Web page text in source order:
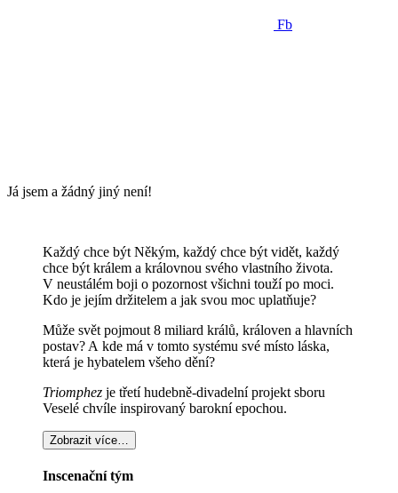
Fb
Já jsem a žádný jiný není!
Každý chce být Někým, každý chce být vidět, každý
chce být králem a královnou svého vlastního života.
V neustálém boji o pozornost všichni touží po moci.
Kdo je jejím držitelem a jak svou moc uplatňuje?
Může svět pojmout 8 miliard králů, královen a hlavních
postav? A kde má v tomto systému své místo láska,
která je hybatelem všeho dění?
Triomphez je třetí hudebně-divadelní projekt sboru
Veselé chvíle inspirovaný barokní epochou.
Zobrazit více…
Inscenační tým